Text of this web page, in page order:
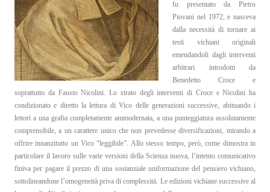
EN
fu presentato da Pietro
Piovani nel 1972, e nasceva
dalla necessità di tornare ai
testi vichiani originali
emendandoli dagli interventi
arbitrari introdotti da
Benedetto Croce e
soprattutto da Fausto Nicolini. Lo strato degli interventi di Croce e Nicolini ha
condizionato e diretto la lettura di Vico delle generazioni successive, abituando i
lettori a una grafia completamente ammodernata, a una punteggiatura assolutamente
comprensibile, a un carattere unico che non prevedesse diversificazioni, mirando a
offrire innanzitutto un Vico “leggibile”. Allo stesso tempo, però, come dimostra in
particolare il lavoro sulle varie versioni della Scienza nuova, l’intento comunicativo
finiva per pagare il prezzo di una sostanziale uniformazione del pensiero vichiano,
sottolineandone l’omogeneità priva di complessità. Le edizioni vichiane successive al